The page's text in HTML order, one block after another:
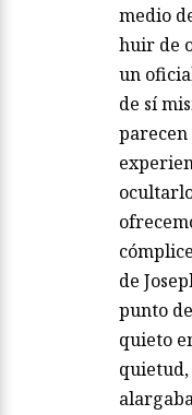
medio
huir de
un
de sí
de
punto
quieto